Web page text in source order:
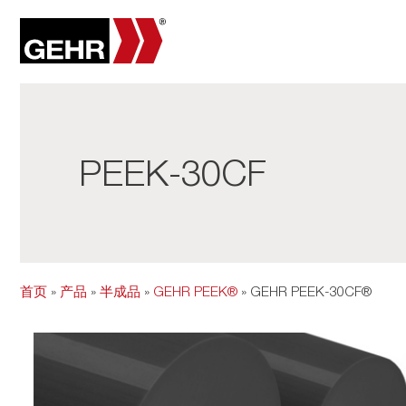
PEEK-30CF
首页 » 产品 » 半成品 » GEHR PEEK® » GEHR PEEK-30CF®